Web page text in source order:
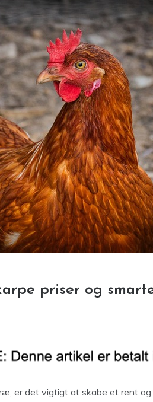
priser og
er det vigtigt at skabe et rent